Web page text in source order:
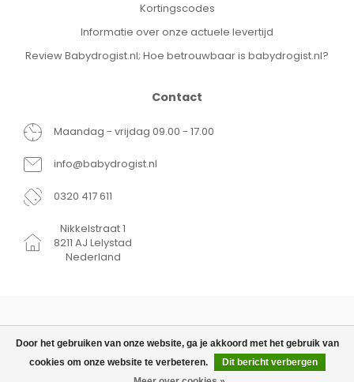
TOEVOEGEN AAN WINKELWAGEN
Door het gebruiken van onze website, ga je akkoord met het gebruik van
cookies om onze website te verbeteren.
Dit bericht verbergen
Kortingscodes
Informatie over onze actuele levertijd
Review Babydrogist.nl; Hoe betrouwbaar is babydrogist.nl?
Contact
Maandag - vrijdag 09.00 - 17.00
info@babydrogist.nl
0320 417 611
Nikkelstraat 1
8211 AJ Lelystad
Nederland
© Copyright 2026 Babydrogist.nl